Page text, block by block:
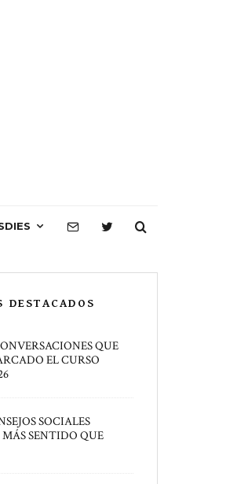
DESTACADOS
QUE
EL CURSO
SOCIALES
SENTIDO QUE